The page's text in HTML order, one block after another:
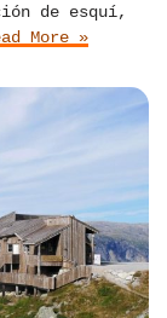
de esquí,
More »